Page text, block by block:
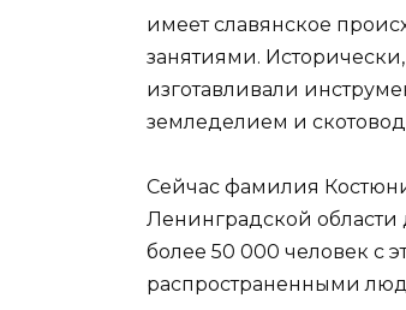
имеет славянское
занятиями.
изготавливали
земледелием и
Сейчас фамилия
Ленинградской области
более 50 000 человек с
распространенными